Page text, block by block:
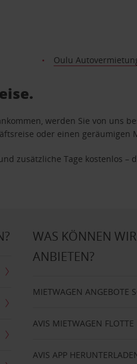
Oulu
werden Sie von uns
oder einen
zusätzliche Tage kostenlos
WAS KÖNNEN
ANBIETEN?
MIETWAGEN ANGEBOTE
AVIS MIETWAGEN FLOTTE
AVIS APP